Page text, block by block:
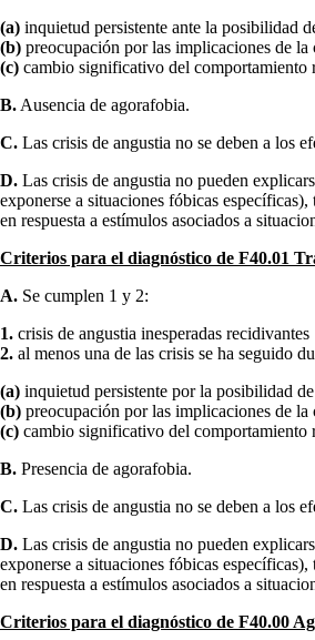
(a) inquietud persistente ante la posibilidad
(b) preocupación por las implicaciones de
(c) cambio significativo del comportamiento
B. Ausencia de agorafobia.
C. Las crisis de angustia no se deben a los
D. Las crisis de angustia no pueden
exponerse a situaciones fóbicas
en respuesta a estímulos asociados a
Criterios para el diagnóstico de F40.01
A. Se cumplen 1 y 2:
1. crisis de angustia inesperadas recidivantes
2. al menos una de las crisis se ha seguido
(a) inquietud persistente por la posibilidad
(b) preocupación por las implicaciones de
(c) cambio significativo del comportamiento
B. Presencia de agorafobia.
C. Las crisis de angustia no se deben a los
D. Las crisis de angustia no pueden
exponerse a situaciones fóbicas
en respuesta a estímulos asociados a
Criterios para el diagnóstico de F40.00